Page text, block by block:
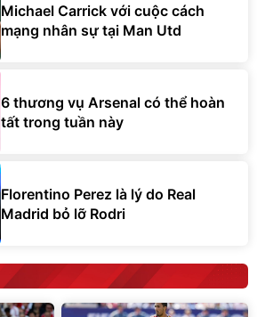
Michael Carrick với cuộc cách
mạng nhân sự tại Man Utd
6 thương vụ Arsenal có thể hoàn
tất trong tuần này
Florentino Perez là lý do Real
Madrid bỏ lỡ Rodri